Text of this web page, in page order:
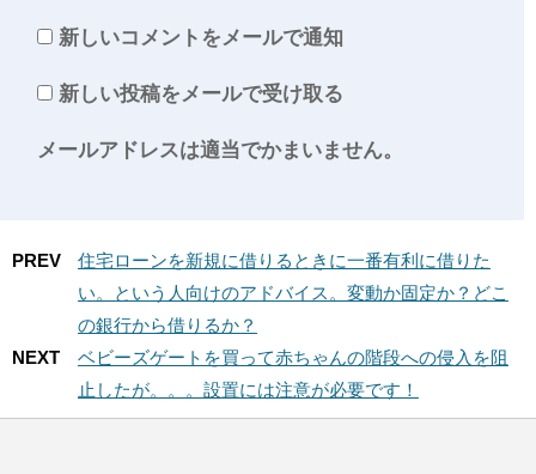
新しいコメントをメールで通知
新しい投稿をメールで受け取る
メールアドレスは適当でかまいません。
PREV
住宅ローンを新規に借りるときに一番有利に借りた
い。という人向けのアドバイス。変動か固定か？どこ
の銀行から借りるか？
NEXT
ベビーズゲートを買って赤ちゃんの階段への侵入を阻
止したが。。。設置には注意が必要です！